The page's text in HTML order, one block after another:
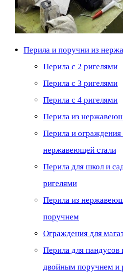
Перила и поручни из
Перила с 2 ригелями
Перила с 3 ригелями
Перила с 4 ригелями
Перила из
Перила и ограждения
нержавеющей стали
Перила для школ и
ригелями
Перила из
поручнем
Ограждения для
Перила для
двойным поручнем и